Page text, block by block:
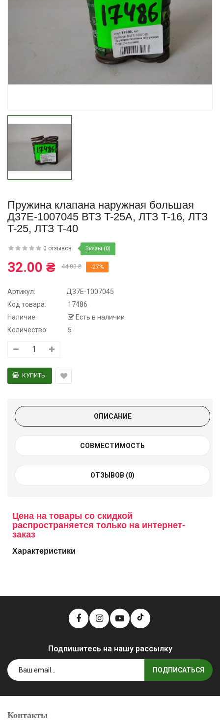
Гидротрансмиссионное
масло JOHN DEERE
6699.00 ₴
Моторное
дизельное
849.00 ₴
Купить
Пружина клапана наружная большая
Д37Е-1007045 ВТЗ T-25A, ЛТЗ T-16, ЛТЗ
T-25, ЛТЗ T-40
0 отзывов Зказы (0)
32.00 ₴ 44.00 ₴ -27%
Артикул:
Д37Е-1007045
Код товара:
17486
Наличие:
Есть в наличии
Количество:
5
ОПИСАНИЕ
СОВМЕСТИМОСТЬ
ОТЗЫВОВ (0)
Цена на товары со скидкой
распространяется только на интернет-
заказ
Характеристики
Подпишитесь на нашу рассылку
ПОДПИСАТЬСЯ
Контакты